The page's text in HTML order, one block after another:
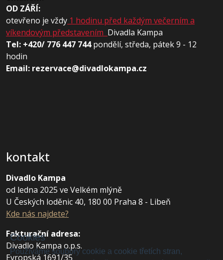
OD ZÁŘÍ:
otevřeno je vždy 1 hodinu před každým večerním a
víkendovým představením Divadla Kampa
Tel: +420/ 776 447 744pondělí, středa, pátek 9 - 12
hodin
Email: rezervace@divadlokampa.cz
kontakt
Divadlo Kampa
od ledna 2025 ve Velkém mlýně
U Českých loděnic 40, 180 00 Praha 8 - Libeň
Kde nás najdete?
Fakturační adresa:
Divadlo Kampa o.p.s.
Evropská 1691/35
Cookies
Používáme soubory cookie a cookie třetích stran,